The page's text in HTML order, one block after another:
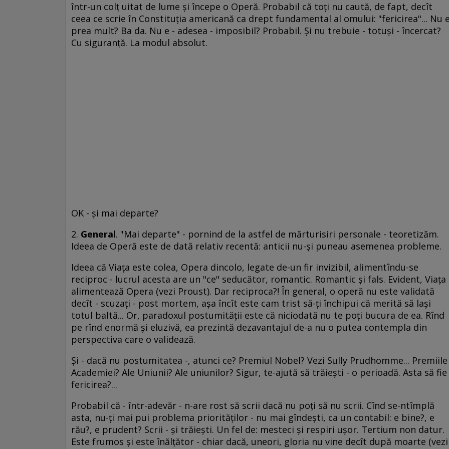
într-un colţ uitat de lume şi începe o Operă. Probabil că toţi nu caută, de fapt, decît
ceea ce scrie în Constituţia americană ca drept fundamental al omului: "fericirea"... Nu
prea mult? Ba da. Nu e - adesea - imposibil? Probabil. Şi nu trebuie - totuşi - încercat?
Cu siguranţă. La modul absolut.
OK - şi mai departe?
2. General. "Mai departe" - pornind de la astfel de mărturisiri personale - teoretizăm.
Ideea de Operă este de dată relativ recentă: anticii nu-şi puneau asemenea probleme.
Ideea că Viaţa este colea, Opera dincolo, legate de-un fir invizibil, alimentîndu-se
reciproc - lucrul acesta are un "ce" seducător, romantic. Romantic şi fals. Evident, Viaţa
alimentează Opera (vezi Proust). Dar reciproca?! În general, o operă nu este validată
decît - scuzaţi - post mortem, aşa încît este cam trist să-ţi închipui că merită să laşi
totul baltă... Or, paradoxul postumităţii este că niciodată nu te poţi bucura de ea. Rînd
pe rînd enormă şi eluzivă, ea prezintă dezavantajul de-a nu o putea contempla din
perspectiva care o validează.
Şi - dacă nu postumitatea -, atunci ce? Premiul Nobel? Vezi Sully Prudhomme... Premiile
Academiei? Ale Uniunii? Ale uniunilor? Sigur, te-ajută să trăieşti - o perioadă. Asta să fie
fericirea?...
Probabil că - într-adevăr - n-are rost să scrii dacă nu poţi să nu scrii. Cînd se-ntîmplă
asta, nu-ţi mai pui problema priorităţilor - nu mai gîndeşti, ca un contabil: e bine?, e
rău?, e prudent? Scrii - şi trăieşti. Un fel de: mesteci şi respiri uşor. Tertium non datur.
Este frumos şi este înălţător - chiar dacă, uneori, gloria nu vine decît după moarte (vezi